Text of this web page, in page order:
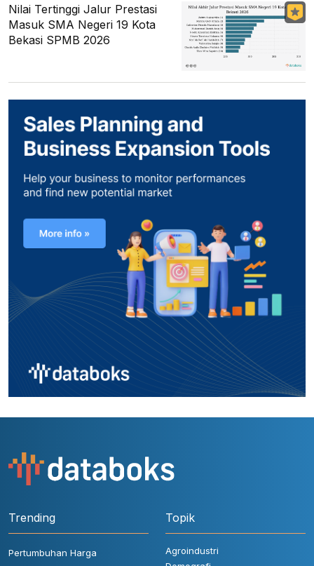
Nilai Tertinggi Jalur Prestasi
Masuk SMA Negeri 19 Kota
Bekasi SPMB 2026
Trending
Pertumbuhan Harga
Topik
Agroindustri